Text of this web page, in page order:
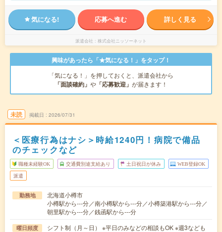
気になる! 応募へ進む 詳しく見る
派遣会社 株式会社ニッソーネット
興味があったら「★気になる！」をタップ！
「気になる！」を押しておくと、派遣会社から
「面談確約」 や 「応募歓迎」 が届きます！
未読 掲載日 2026/07/31
＜医療行為はナシ＞時給1240円！病院で備品
のチェックなど
職種未経験OK 交通費別途支給あり 土日祝日が休み WEB登録OK
派遣
勤務地
北海道小樽市
小樽駅から---分／南小樽駅から---分／小樽築港駅から---分／
朝里駅から---分／銭函駅から---分
曜日頻度
シフト制（月～日） ※平日のみなどの相談もOK ※週3なども